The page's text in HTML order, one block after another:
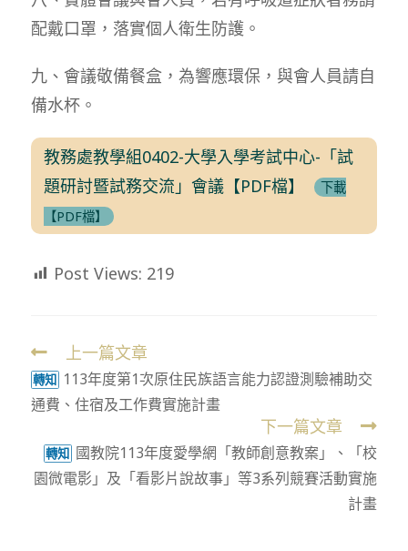
配戴口罩，落實個人衛生防護。
九、會議敬備餐盒，為響應環保，與會人員請自
備水杯。
教務處教學組0402-大學入學考試中心-「試
題研討暨試務交流」會議【PDF檔】
下載
【PDF檔】
Post Views: 219
Read
more
articles
上一篇文章
轉知 113年度第1次原住民族語言能力認證測驗補助交
通費、住宿及工作費實施計畫
下一篇文章
轉知 國教院113年度愛學網「教師創意教案」、「校
園微電影」及「看影片說故事」等3系列競賽活動實施
計畫